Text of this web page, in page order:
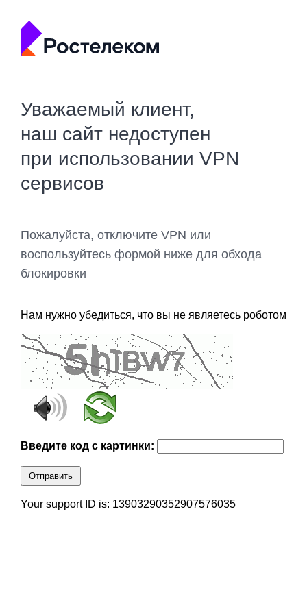
Уважаемый клиент,
наш сайт недоступен
при использовании VPN
сервисов
Пожалуйста, отключите VPN или
воспользуйтесь формой ниже для обхода
блокировки
Нам нужно убедиться, что вы не являетесь роботом
Введите код с картинки:
Отправить
Your support ID is: 13903290352907576035